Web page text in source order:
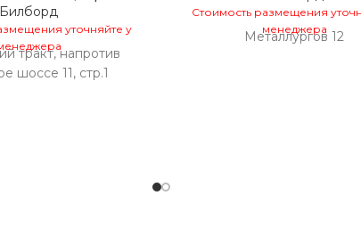
Билборд
уточняйте у
тракт, напротив
шоссе 11, стр.1
Стоимость размещения
менеджера
Металлургов 12